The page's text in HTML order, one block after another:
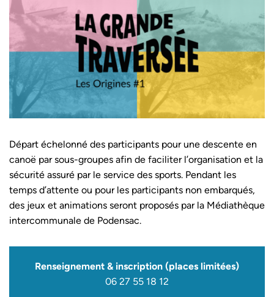
Départ échelonné des participants pour une descente en
canoë par sous-groupes afin de faciliter l’organisation et la
sécurité assuré par le service des sports. Pendant les
temps d’attente ou pour les participants non embarqués,
des jeux et animations seront proposés par la Médiathèque
intercommunale de Podensac.
Renseignement & inscription (places limitées)
06 27 55 18 12